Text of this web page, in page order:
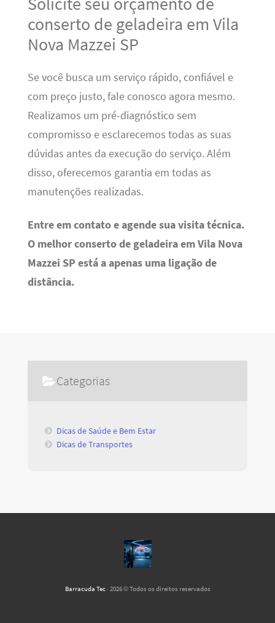
conserto de geladeira em Vila
Nova Mazzei SP
Se você busca um serviço rápido, confiável e
com preço justo, fale conosco agora mesmo.
Realizamos um pré-diagnóstico sem
compromisso e esclarecemos todas as suas
dúvidas antes da execução do serviço. Além
disso, oferecemos garantia em todas as
manutenções realizadas.
Entre em contato e agende sua visita técnica.
O melhor conserto de geladeira em Vila Nova
Mazzei SP está a apenas uma ligação de
distância.
Categorias
Dicas de Saúde e Bem Estar
Dicas de Transportes
Barracuda Tec· 2026 © Todos os direitos reservados